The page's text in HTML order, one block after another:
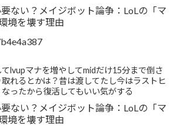
ない？メイジボット論争：LoLの「マ
境を壊す理由
lvupマナを増やしてmidだけ15分まで倒さ
れるとかは？昔は渡してたし今はラストヒ
ったから復活してもいい気がする
ない？メイジボット論争：LoLの「マ
境を壊す理由